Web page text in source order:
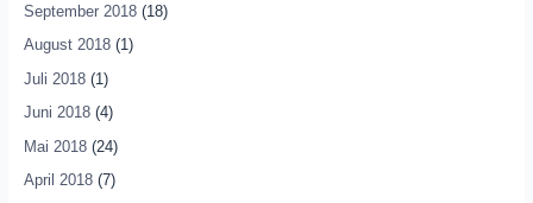
September 2018(18)
August 2018(1)
Juli 2018(1)
Juni 2018(4)
Mai 2018(24)
April 2018(7)